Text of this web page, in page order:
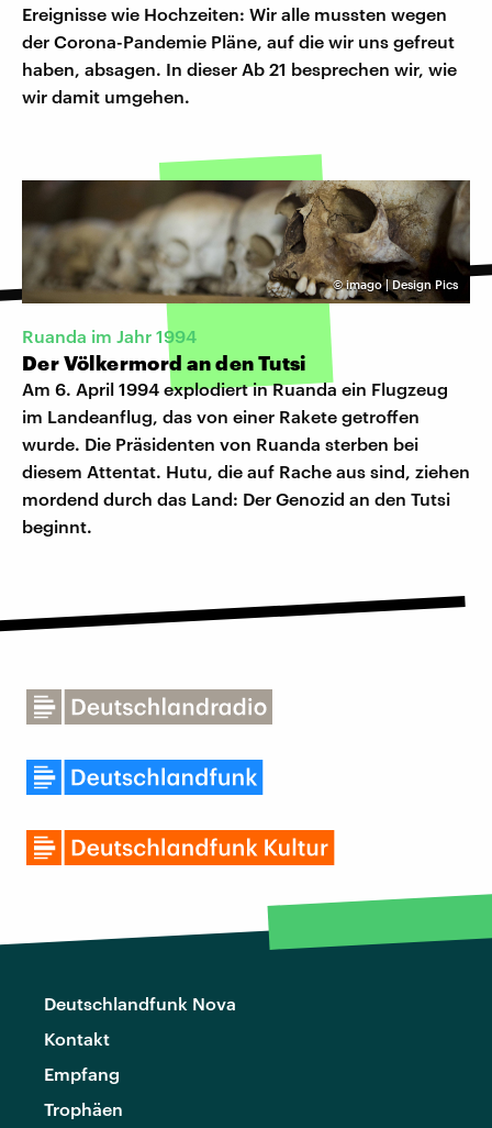
Ereignisse wie Hochzeiten: Wir alle mussten wegen
der Corona-Pandemie Pläne, auf die wir uns gefreut
haben, absagen. In dieser Ab 21 besprechen wir, wie
wir damit umgehen.
©imago | Design Pics
Ruanda im Jahr 1994
Der Völkermord an den Tutsi
Am 6. April 1994 explodiert in Ruanda ein Flugzeug
im Landeanflug, das von einer Rakete getroffen
wurde. Die Präsidenten von Ruanda sterben bei
diesem Attentat. Hutu, die auf Rache aus sind, ziehen
mordend durch das Land: Der Genozid an den Tutsi
beginnt.
Deutschlandfunk Nova
Kontakt
Empfang
Trophäen